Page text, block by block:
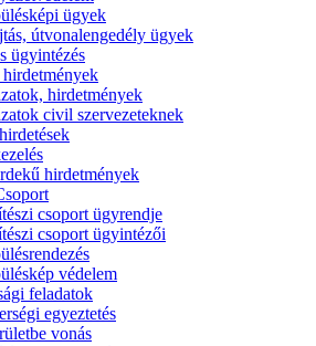
ügyek
útvonalengedély ügyek
ügyintézés
hirdetmények
civil szervezeteknek
hirdetmények
csoport ügyrendje
csoport ügyintézői
védelem
feladatok
egyeztetés
vonás